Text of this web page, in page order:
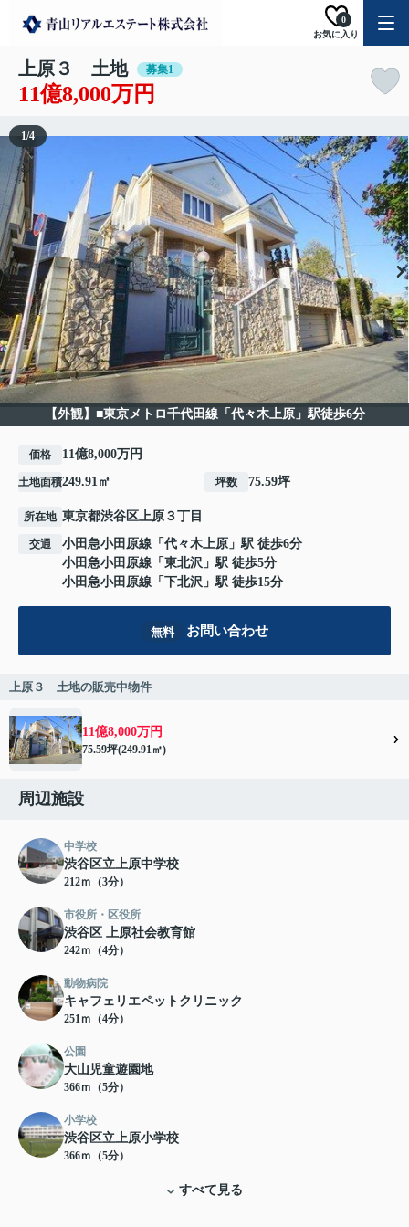
お気に入り
0
上原３ 土地 募集1
11億8,000万円
【外観】■東京メトロ千代田線「代々木上原」駅徒歩6分
1/4
価格 11億8,000万円
土地面積249.91㎡ 坪数 75.59坪
所在地 東京都渋谷区上原 ３丁目
交通 小田急小田原線 「 代々木上原 」駅 徒歩6分
小田急小田原線 「 東北沢 」駅 徒歩5分
小田急小田原線 「 下北沢 」駅 徒歩15分
無料 お問い合わせ
上原３ 土地の販売中物件
11億8,000万円
75.59坪(249.91㎡)
周辺施設
中学校
渋谷区立上原中学校
212ｍ（3分）
市役所・区役所
渋谷区 上原社会教育館
242ｍ（4分）
動物病院
キャフェリエペットクリニック
251ｍ（4分）
公園
大山児童遊園地
366ｍ（5分）
小学校
渋谷区立上原小学校
366ｍ（5分）
すべて見る